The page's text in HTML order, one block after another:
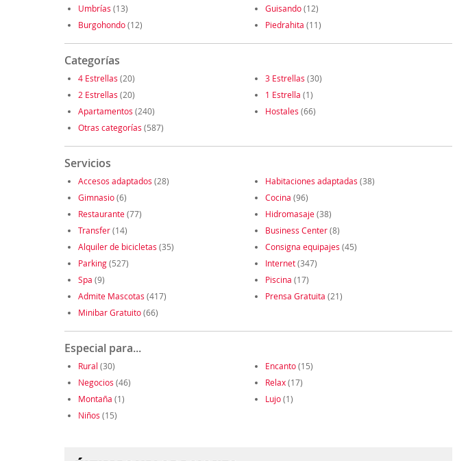
Umbrías (13) Guisando(12)
Burgohondo(12) Piedrahita (11)
Categorías
4 Estrellas (20) 3 Estrellas (30)
2 Estrellas (20) 1 Estrella (1)
Apartamentos (240) Hostales (66)
Otras categorías (587)
Servicios
Accesos adaptados (28) Habitaciones adaptadas (38)
Gimnasio(6) Cocina (96)
Restaurante(77) Hidromasaje(38)
Transfer(14) Business Center(8)
Alquiler de bicicletas (35) Consigna equipajes (45)
Parking(527) Internet(347)
Spa (9) Piscina (17)
Admite Mascotas (417) Prensa Gratuita (21)
Minibar Gratuito(66)
Especial para...
Rural (30) Encanto(15)
Negocios (46) Relax(17)
Montaña (1) Lujo(1)
Niños (15)